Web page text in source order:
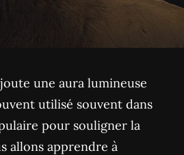
une aura lumineuse
utilisé souvent dans
pour souligner la
allons apprendre à